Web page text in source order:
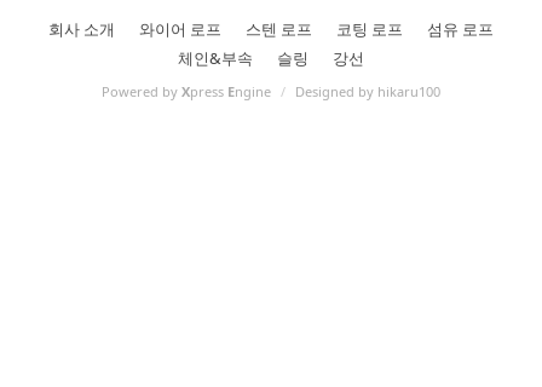
회사 소개 와이어 로프 스텐 로프 코팅 로프
섬유 로프
체인&부속
슬링 강선
Powered by Xpress Engine / Designed by hikaru100